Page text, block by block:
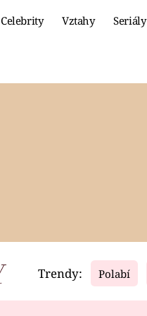
Celebrity Vztahy Seriály
Video
Trendy: Polabí